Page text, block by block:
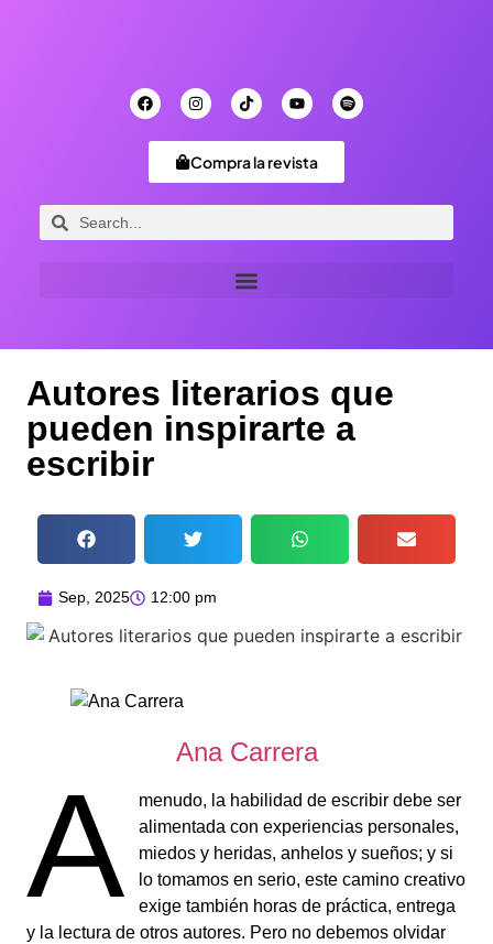
Compra la revista
Autores literarios que
pueden inspirarte a
escribir
Sep, 2025 12:00 pm
Ana Carrera
A
menudo, la habilidad de escribir debe ser
alimentada con experiencias personales,
miedos y heridas, anhelos y sueños; y si
lo tomamos en serio, este camino creativo
exige también horas de práctica, entrega
y la lectura de otros autores. Pero no debemos olvidar